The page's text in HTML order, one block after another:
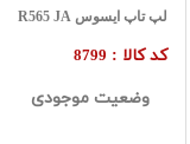
لپ تاپ ایسوس R565 JA
کد کالا : 8799
وضعیت موجودی